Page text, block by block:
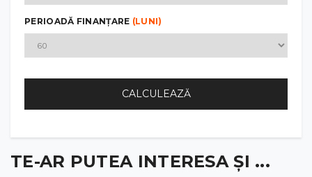
PERIOADĂ FINANȚARE (LUNI)
CALCULEAZĂ
TE-AR PUTEA INTERESA ȘI ...